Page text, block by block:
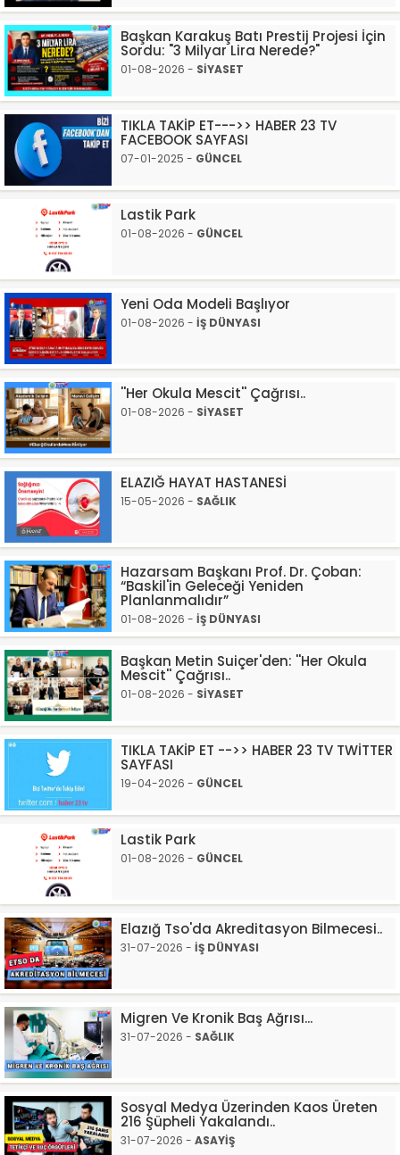
Başkan Karakuş Batı Prestij Projesi İçin
Sordu: "3 Milyar Lira Nerede?"
01-08-2026 - SİYASET
TIKLA TAKİP ET--->> HABER 23 TV
FACEBOOK SAYFASI
07-01-2025 - GÜNCEL
Lastik Park
01-08-2026 - GÜNCEL
Yeni Oda Modeli Başlıyor
01-08-2026 - İŞ DÜNYASI
''Her Okula Mescit'' Çağrısı..
01-08-2026 - SİYASET
ELAZIĞ HAYAT HASTANESİ
15-05-2026 - SAĞLIK
Hazarsam Başkanı Prof. Dr. Çoban:
“Baskil'in Geleceği Yeniden
Planlanmalıdır”
01-08-2026 - İŞ DÜNYASI
Başkan Metin Suiçer'den: ''Her Okula
Mescit'' Çağrısı..
01-08-2026 - SİYASET
TIKLA TAKİP ET -->> HABER 23 TV TWİTTER
SAYFASI
19-04-2026 - GÜNCEL
Lastik Park
01-08-2026 - GÜNCEL
Elazığ Tso'da Akreditasyon Bilmecesi..
31-07-2026 - İŞ DÜNYASI
Migren Ve Kronik Baş Ağrısı...
31-07-2026 - SAĞLIK
Sosyal Medya Üzerinden Kaos Üreten
216 Şüpheli Yakalandı..
31-07-2026 - ASAYİŞ